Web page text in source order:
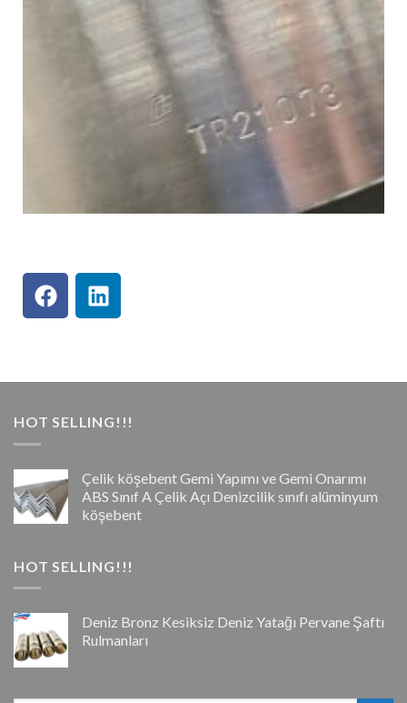
HOT SELLING!!!
Çelik köşebent Gemi Yapımı ve Gemi Onarımı
ABS Sınıf A Çelik Açı Denizcilik sınıfı alüminyum
köşebent
HOT SELLING!!!
Deniz Bronz Kesiksiz Deniz Yatağı Pervane Şaftı
Rulmanları